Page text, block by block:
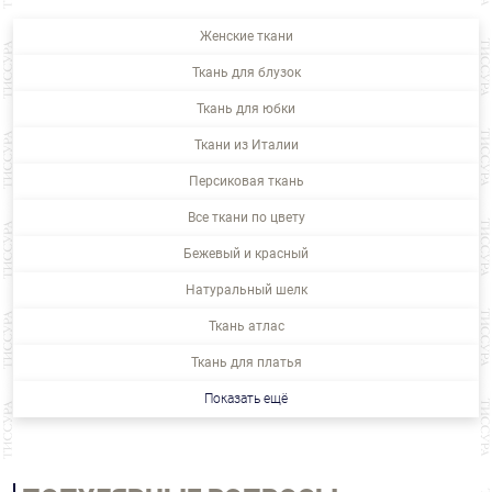
Женские ткани
Ткань для блузок
Ткань для юбки
Ткани из Италии
Персиковая ткань
Все ткани по цвету
Бежевый и красный
Натуральный шелк
Ткань атлас
Ткань для платья
Показать ещё